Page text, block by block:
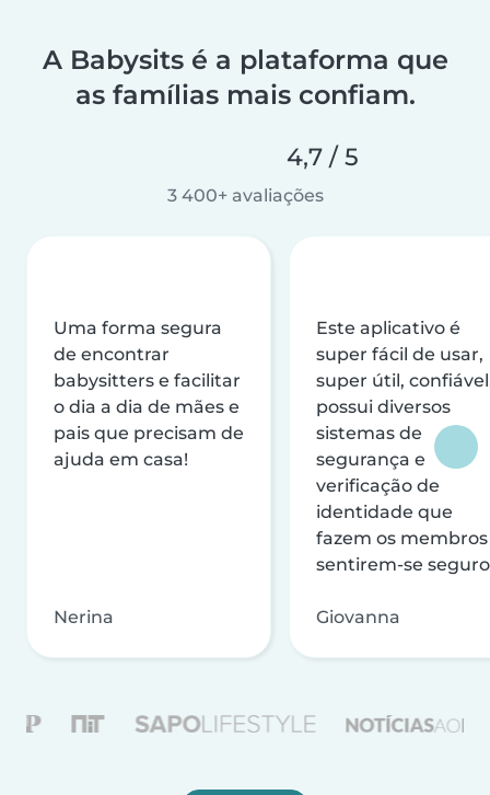
A Babysits é a plataforma que
as famílias mais confiam.
4,7 / 5
3 400+ avaliações
Uma forma segura
de encontrar
babysitters e facilitar
o dia a dia de mães e
pais que precisam de
ajuda em casa!
Nerina
Este aplicativo é
super fácil de usar,
super útil,
possui diversos
sistemas de
segurança e
verificação de
identidade que
fazem os membros
sentirem-se
Giovanna